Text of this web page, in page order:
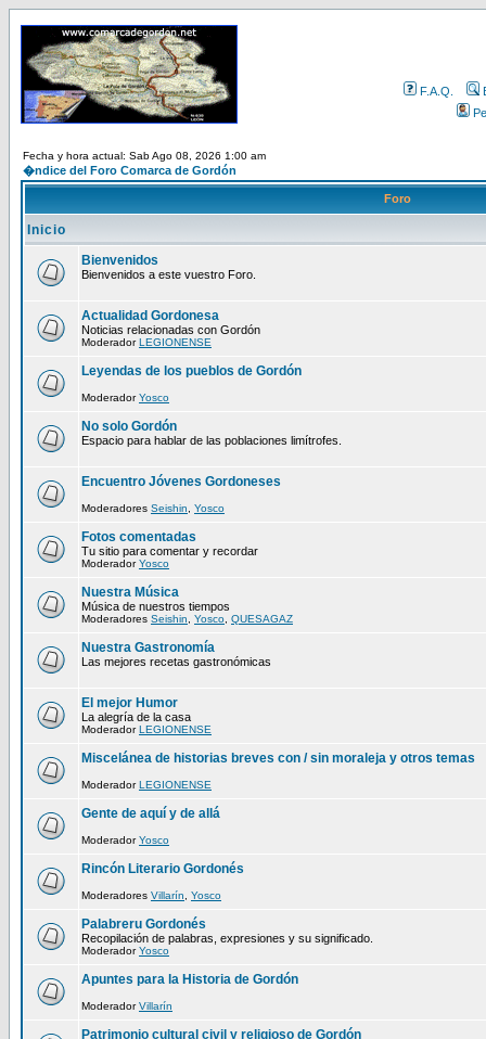
F.A.Q.
Fecha y hora actual: Sab Ago 08, 2026 1:00 am
�ndice del Foro Comarca de Gordón
Foro
Inicio
Bienvenidos
Bienvenidos a este vuestro Foro.
Actualidad Gordonesa
Noticias relacionadas con Gordón
ModeradorLEGIONENSE
Leyendas de los pueblos de Gordón
ModeradorYosco
No solo Gordón
Espacio para hablar de las poblaciones limítrofes.
Encuentro Jóvenes Gordoneses
Moderadores Seishin Yosco
Fotos comentadas
Tu sitio para comentar y recordar
ModeradorYosco
Nuestra Música
Música de nuestros tiempos
Moderadores Seishin Yosco QUESAGAZ
Nuestra Gastronomía
Las mejores recetas gastronómicas
El mejor Humor
La alegría de la casa
ModeradorLEGIONENSE
Miscelánea de historias breves con / sin moraleja y otros temas
ModeradorLEGIONENSE
Gente de aquí y de allá
ModeradorYosco
Rincón Literario Gordonés
Moderadores Villarín Yosco
Palabreru Gordonés
Recopilación de palabras, expresiones y su significado.
ModeradorYosco
Apuntes para la Historia de Gordón
ModeradorVillarín
Patrimonio cultural civil y religioso de Gordón